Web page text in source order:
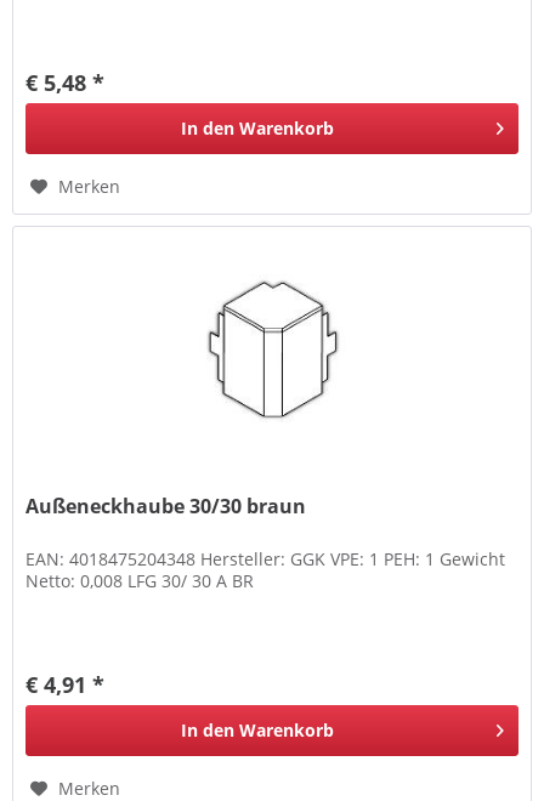
€ 5,48 *
In den Warenkorb
Merken
Außeneckhaube 30/30 braun
EAN: 4018475204348 Hersteller: GGK VPE: 1 PEH: 1 Gewicht
Netto: 0,008 LFG 30/ 30 A BR
€ 4,91 *
In den Warenkorb
Merken